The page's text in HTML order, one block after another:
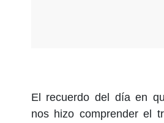
El recuerdo del día en
nos hizo comprender el